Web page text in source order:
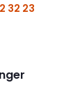
32 23